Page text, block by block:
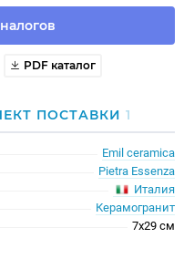
PDF каталог
ПОСТАВКИ 1
Emil ceramica
Pietra Essenza
Италия
Керамогранит
7x29 см